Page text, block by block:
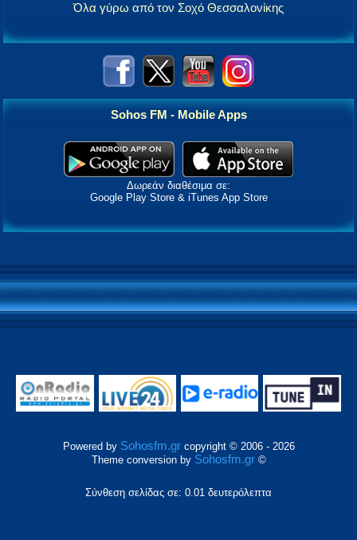
Όλα γύρω από τον Σοχό Θεσσαλονίκης
Sohos FM - Mobile Apps
Δωρεάν διαθέσιμα σε:
Google Play Store & iTunes App Store
Powered by Sohosfm.grcopyright © 2006 - 2026
Theme conversion by Sohosfm.gr©
Σύνθεση σελίδας σε: 0.01 δευτερόλεπτα